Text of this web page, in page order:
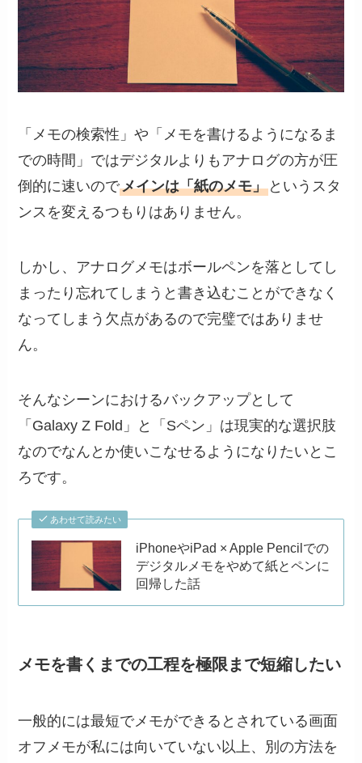
「メモの検索性」や「メモを書けるようになるま
での時間」ではデジタルよりもアナログの方が圧
倒的に速いのでメインは「紙のメモ」 というスタ
ンスを変えるつもりはありません。
しかし、アナログメモはボールペンを落としてし
まったり忘れてしまうと書き込むことができなく
なってしまう欠点があるので完璧ではありませ
ん。
そんなシーンにおけるバックアップとして
「Galaxy Z Fold」と「Sペン」は現実的な選択肢
なのでなんとか使いこなせるようになりたいとこ
ろです。
あわせて読みたい
iPhoneやiPad × Apple Pencilでの
デジタルメモをやめて紙とペンに
回帰した話
メモを書くまでの工程を極限まで短縮したい
一般的には最短でメモができるとされている画面
オフメモが私には向いていない以上、別の方法を